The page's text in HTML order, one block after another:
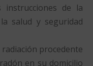
instrucciones de la
salud y seguridad
procedente
en su domicilio